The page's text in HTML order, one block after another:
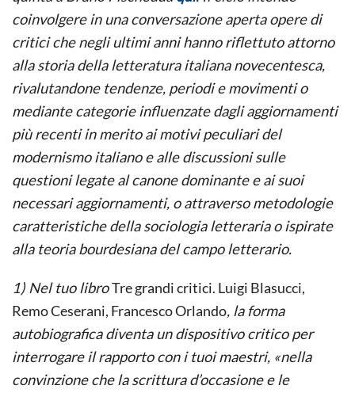
coinvolgere in una conversazione aperta opere di
critici che negli ultimi anni hanno riflettuto attorno
alla storia della letteratura italiana novecentesca,
rivalutandone tendenze, periodi e movimenti o
mediante categorie influenzate dagli aggiornamenti
più recenti in merito ai motivi peculiari del
modernismo italiano e alle discussioni sulle
questioni legate al canone dominante e ai suoi
necessari aggiornamenti, o attraverso metodologie
caratteristiche della sociologia letteraria o ispirate
alla teoria bourdesiana del campo letterario.
1) Nel tuo libroTre grandi critici. Luigi Blasucci,
Remo Ceserani, Francesco Orlando, la forma
autobiografica diventa un dispositivo critico per
interrogare il rapporto con i tuoi maestri, «nella
convinzione che la scrittura d’occasione e le